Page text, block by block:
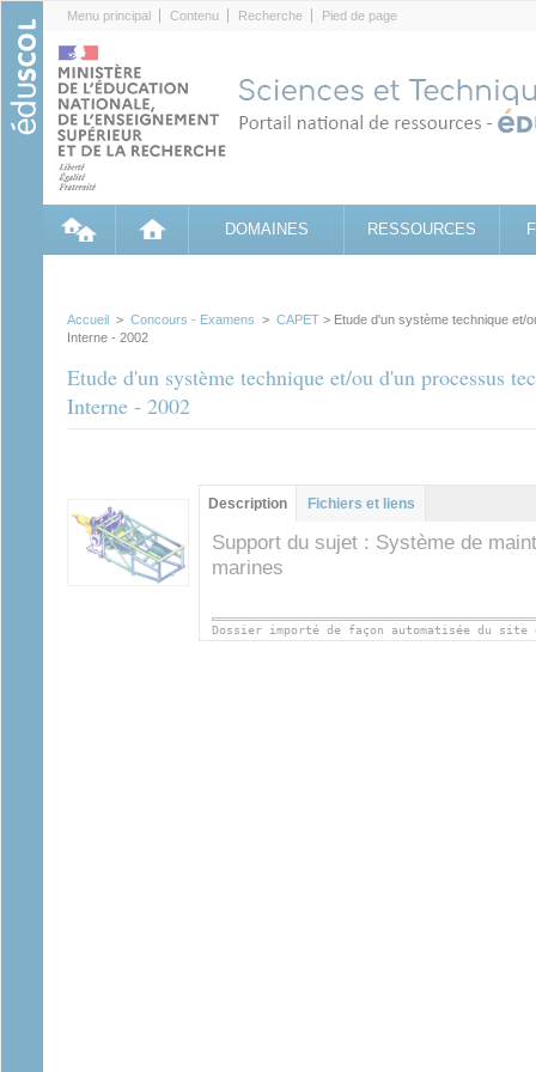
Menu principal Contenu Recherche Pied de page
DOMAINES RESSOURCES
Accueil > Concours - Examens > CAPET > Etude d'un système technique et/
Interne - 2002
Etude d'un système technique et/ou d'un processus
Interne - 2002
Groupe principal
Description (onglet
actif)
Fichiers et liens
Support du sujet : Système de
marines
Dossier importé de façon automatisée du site du